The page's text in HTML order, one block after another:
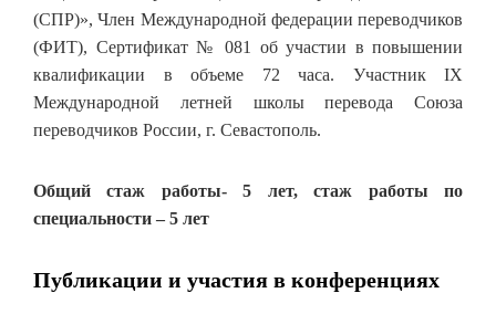
(СПР)», Член Международной федерации переводчиков
(ФИТ), Сертификат № 081 об участии в повышении
квалификации в объеме 72 часа. Участник IX
Международной летней школы перевода Союза
переводчиков России, г. Севастополь.
Общий стаж работы- 5 лет, стаж работы по
специальности – 5 лет
Публикации и участия в конференциях